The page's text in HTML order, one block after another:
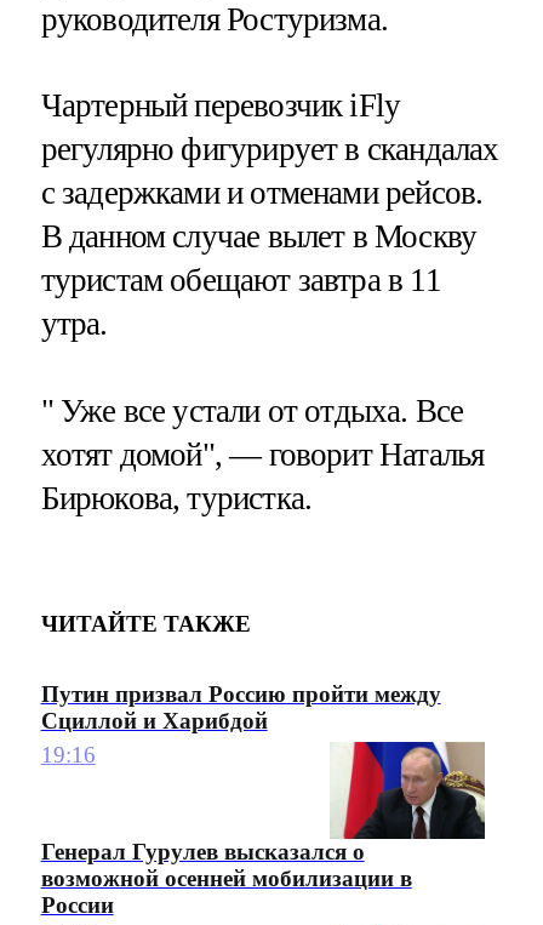
руководителя Ростуризма.
Чартерный перевозчик iFly
регулярно фигурирует в скандалах
с задержками и отменами рейсов.
В данном случае вылет в Москву
туристам обещают завтра в 11
утра.
" Уже все устали от отдыха. Все
хотят домой", — говорит Наталья
Бирюкова, туристка.
ЧИТАЙТЕ ТАКЖЕ
Путин призвал Россию пройти между
Сциллой и Харибдой
19:16
Генерал Гурулев высказался о
возможной осенней мобилизации в
России